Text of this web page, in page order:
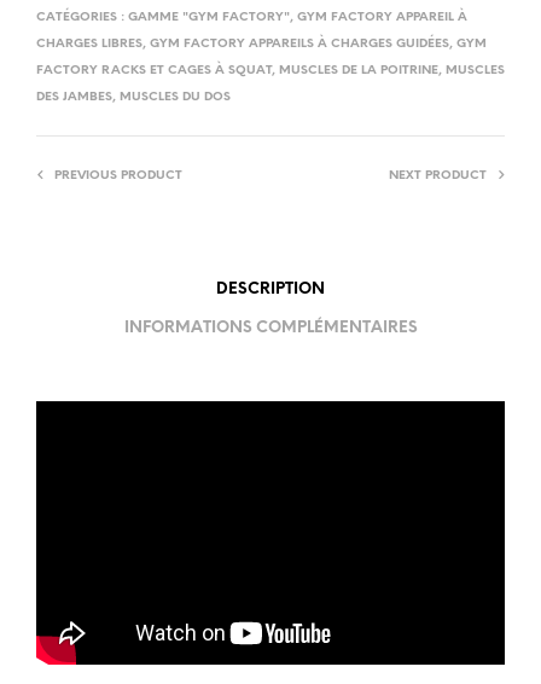
CATÉGORIES : GAMME "GYM FACTORY", GYM FACTORY APPAREIL À
CHARGES LIBRES, GYM FACTORY APPAREILS À CHARGES GUIDÉES, GYM
FACTORY RACKS ET CAGES À SQUAT, MUSCLES DE LA POITRINE, MUSCLES
DES JAMBES, MUSCLES DU DOS
PREVIOUS PRODUCT NEXT PRODUCT
DESCRIPTION
INFORMATIONS COMPLÉMENTAIRES